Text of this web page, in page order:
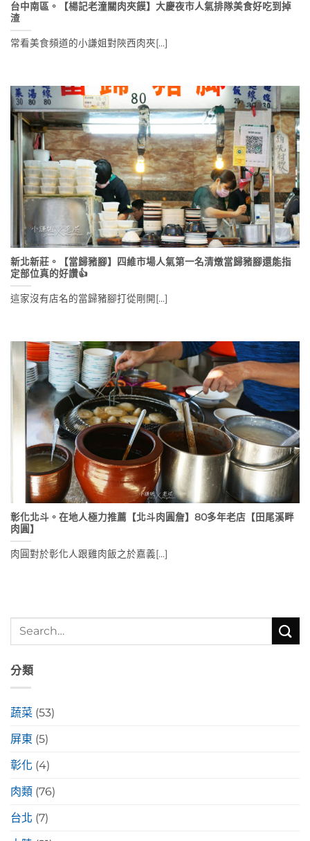
台中南區。【楊記老潼關肉夾饃】大慶夜市人氣排隊美食好吃到掉
渣
常看美食頻道的小謙姐對陝西肉夾[...]
新北新莊。【當歸豬腳】四維市場人氣第一名清燉當歸豬腳還能指
定部位真的好讚👍
這家沒有店名的當歸豬腳打從剛開[...]
彰化北斗。在地人極力推薦【北斗肉圓詹】80多年老店【田尾溪畔
肉圓】
肉圓對於彰化人跟雞肉飯之於嘉義[...]
分類
蔬菜 (53)
屏東 (5)
彰化 (4)
肉類 (76)
台北 (7)